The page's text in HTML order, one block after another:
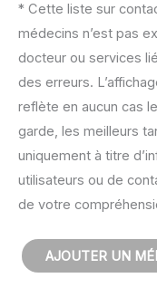
* Cette liste sur
médecins n’est pas
docteur ou services
des erreurs.
reflète en aucun cas
garde, les meilleurs
uniquement à titre
utilisateurs ou de
de votre
AJOUTER UN